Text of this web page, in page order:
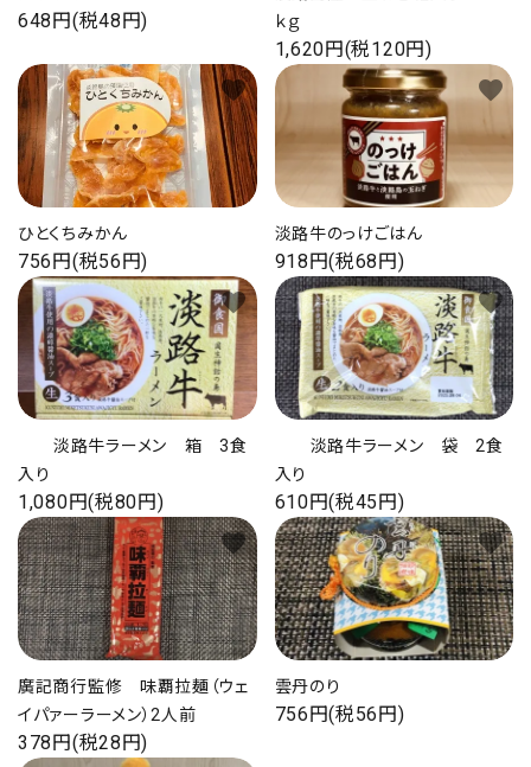
一品、調味料
玉ちゃん・雑貨
INFORMATIOM
お支払い・配送
よくある質問
お問い合わせ
特定商取引
プライバシーポリシー
ACCOUNT MENU
ようこそ ゲスト 様
648円(税48円)
ｋｇ
1,620円(税120円)
ひとくちみかん
756円(税56円)
favorite
淡路牛のっけごはん
918円(税68円)
favorite
淡路牛ラーメン 箱 3食
入り
1,080円(税80円)
favorite
淡路牛ラーメン 袋 2食
入り
610円(税45円)
favorite
廣記商行監修 味覇拉麺（ウェ
イパァーラーメン）2人前
378円(税28円)
favorite
雲丹のり
756円(税56円)
favorite